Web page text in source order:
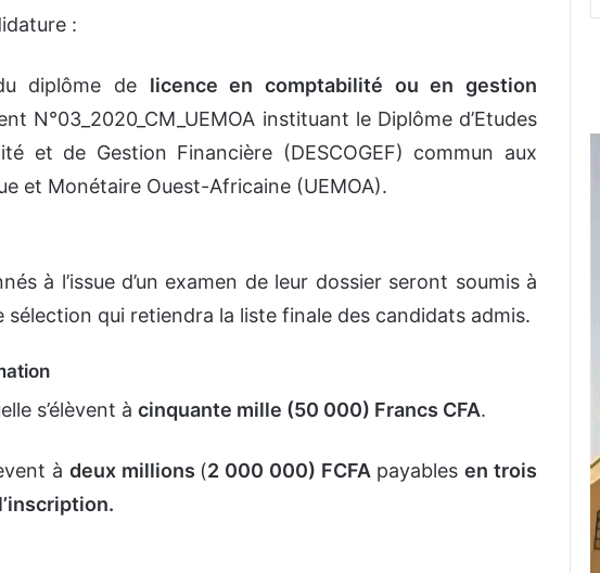
:
diplôme de licence en comptabilité ou en gestion
N°03_2020_CM_UEMOA instituant le Diplôme d’Etudes
et de Gestion Financière (DESCOGEF) commun aux
et Monétaire Ouest-Africaine (UEMOA).
à l’issue d’un examen de leur dossier seront soumis à
sélection qui retiendra la liste finale des candidats admis.
s’élèvent à cinquante mille (50 000) Francs CFA.
à deux millions (2 000 000) FCFApayablesen trois